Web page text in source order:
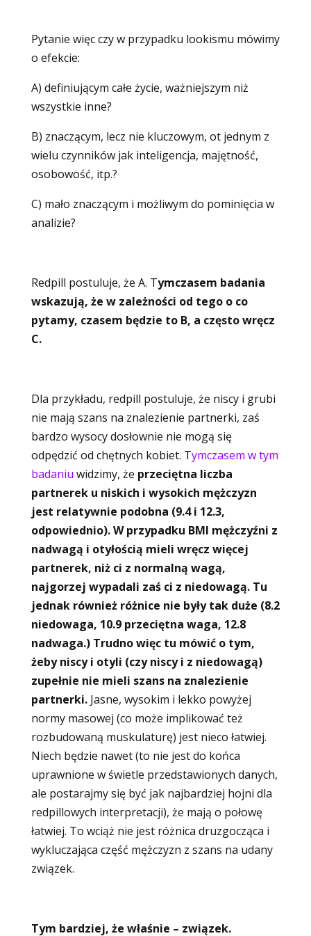
Pytanie więc czy w przypadku lookismu mówimy
o efekcie:
A) definiującym całe życie, ważniejszym niż
wszystkie inne?
B) znaczącym, lecz nie kluczowym, ot jednym z
wielu czynników jak inteligencja, majętność,
osobowość, itp.?
C) mało znaczącym i możliwym do pominięcia w
analizie?
Redpill postuluje, że A. Tymczasem badania
wskazują, że w zależności od tego o co
pytamy, czasem będzie to B, a często wręcz
C.
Dla przykładu, redpill postuluje, że niscy i grubi
nie mają szans na znalezienie partnerki, zaś
bardzo wysocy dosłownie nie mogą się
odpędzić od chętnych kobiet. Tymczasem w tym
badaniu widzimy, że przeciętna liczba
partnerek u niskich i wysokich mężczyzn
jest relatywnie podobna (9.4 i 12.3,
odpowiednio). W przypadku BMI mężczyźni z
nadwagą i otyłością mieli wręcz więcej
partnerek, niż ci z normalną wagą,
najgorzej wypadali zaś ci z niedowagą. Tu
jednak również różnice nie były tak duże (8.2
niedowaga, 10.9 przeciętna waga, 12.8
nadwaga.) Trudno więc tu mówić o tym,
żeby niscy i otyli (czy niscy i z niedowagą)
zupełnie nie mieli szans na znalezienie
partnerki.Jasne, wysokim i lekko powyżej
normy masowej (co może implikować też
rozbudowaną muskulaturę) jest nieco łatwiej.
Niech będzie nawet (to nie jest do końca
uprawnione w świetle przedstawionych danych,
ale postarajmy się być jak najbardziej hojni dla
redpillowych interpretacji), że mają o połowę
łatwiej. To wciąż nie jest różnica druzgocząca i
wykluczająca część mężczyzn z szans na udany
związek.
Tym bardziej, że właśnie – związek.